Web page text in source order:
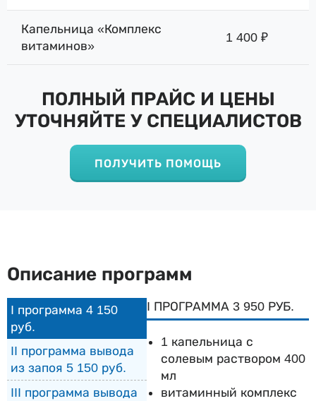
Капельница «Комплекс
витаминов»
1 400 ₽
ПОЛНЫЙ ПРАЙС И ЦЕНЫ
УТОЧНЯЙТЕ У СПЕЦИАЛИСТОВ
ПОЛУЧИТЬ ПОМОЩЬ
Описание программ
I программа 4 150
руб.
II программа вывода
из запоя 5 150 руб.
III программа вывода
I ПРОГРАММА 3 950 РУБ.
1 капельница с
солевым раствором 400
мл
витаминный комплекс